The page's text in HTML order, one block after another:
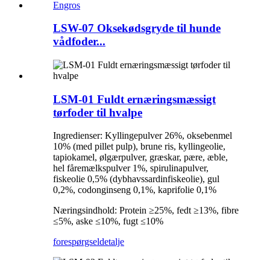
LSW-07 Oksekødsgryde til hunde
vådfoder...
LSM-01 Fuldt ernæringsmæssigt
tørfoder til hvalpe
Ingredienser: Kyllingepulver 26%, oksebenmel
10% (med pillet pulp), brune ris, kyllingeolie,
tapiokamel, ølgærpulver, græskar, pære, æble,
hel fåremælkspulver 1%, spirulinapulver,
fiskeolie 0,5% (dybhavssardinfiskeolie), gul
0,2%, codonginseng 0,1%, kaprifolie 0,1%
Næringsindhold: Protein ≥25%, fedt ≥13%, fibre
≤5%, aske ≤10%, fugt ≤10%
forespørgseldetalje